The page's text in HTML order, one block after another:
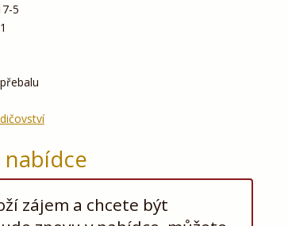
5
nabídce
zájem a chcete být